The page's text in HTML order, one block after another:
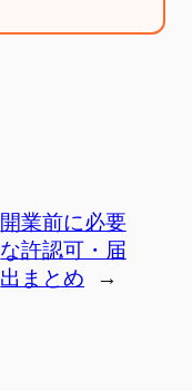
開業前に必要
な許認可・届
出まとめ
→